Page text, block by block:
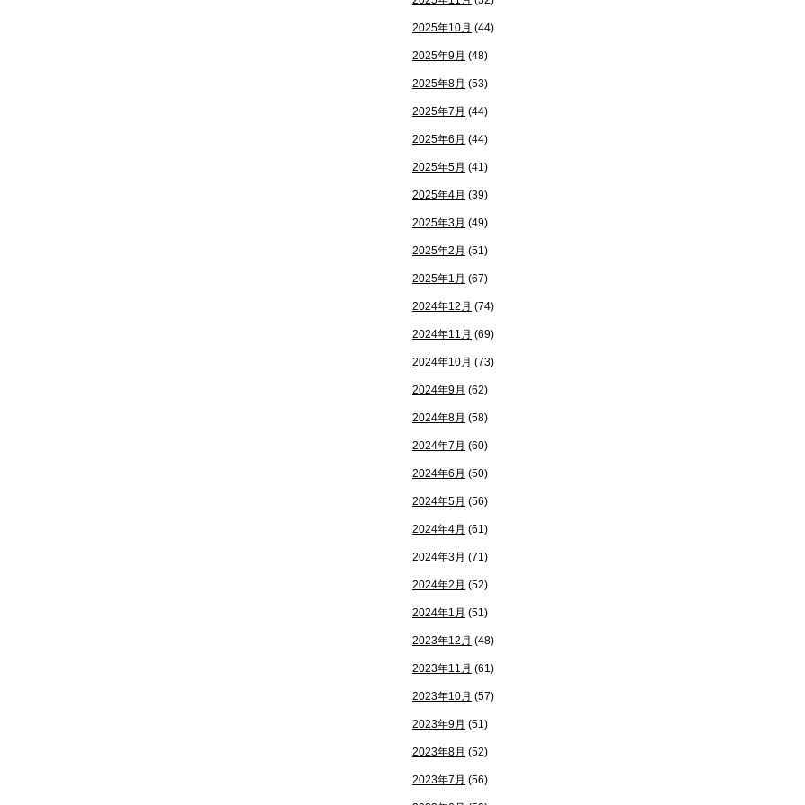
2025年10月 (44)
2025年9月 (48)
2025年8月 (53)
2025年7月 (44)
2025年6月 (44)
2025年5月 (41)
2025年4月 (39)
2025年3月 (49)
2025年2月 (51)
2025年1月 (67)
2024年12月 (74)
2024年11月 (69)
2024年10月 (73)
2024年9月 (62)
2024年8月 (58)
2024年7月 (60)
2024年6月 (50)
2024年5月 (56)
2024年4月 (61)
2024年3月 (71)
2024年2月 (52)
2024年1月 (51)
2023年12月 (48)
2023年11月 (61)
2023年10月 (57)
2023年9月 (51)
2023年8月 (52)
2023年7月 (56)